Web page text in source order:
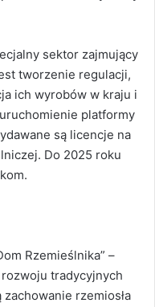
sektor zajmujący
tworzenie regulacji,
ich wyrobów w kraju i
platformy
są licencje na
Do 2025 roku
Rzemieślnika” –
tradycyjnych
rzemiosła